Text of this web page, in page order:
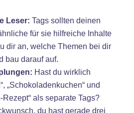
Leser: Tags sollten deinen
für sie hilfreiche Inhalte
dir an, welche Themen bei dir
bau darauf auf.
Hast du wirklich
„Schokoladenkuchen“ und
Rezept“ als separate Tags?
du hast gerade drei